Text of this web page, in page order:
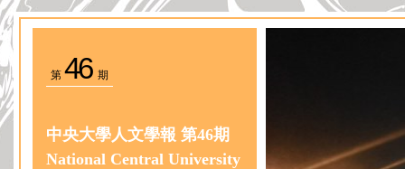
第 46期
中央大學人文學報 第46期
National Central University